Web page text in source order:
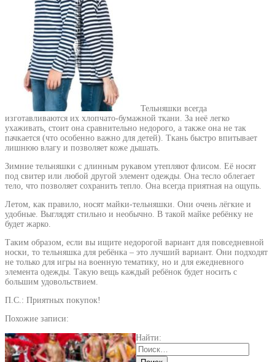
Тельняшки всегда
изготавливаются их хлопчато-бумажной ткани. За неё легко
ухаживать, стоит она сравнительно недорого, а также она не так
пачкается (что особенно важно для детей). Ткань быстро впитывает
лишнюю влагу и позволяет коже дышать.
Зимние тельняшки с длинным рукавом утепляют флисом. Её носят
под свитер или любой другой элемент одежды. Она тесло облегает
тело, что позволяет сохранить тепло. Она всегда приятная на ощупь.
Летом, как правило, носят майки-тельняшки. Они очень лёгкие и
удобные. Выглядят стильно и необычно. В такой майке ребёнку не
будет жарко.
Таким образом, если вы ищите недорогой вариант для повседневной
носки, то тельняшка для ребёнка – это лучший вариант. Они подходят
не только для игры на военную тематику, но и для ежедневного
элемента одежды. Такую вещь каждый ребёнок будет носить с
большим удовольствием.
П.С.: Приятных покупок!
Похожие записи:
Найти: